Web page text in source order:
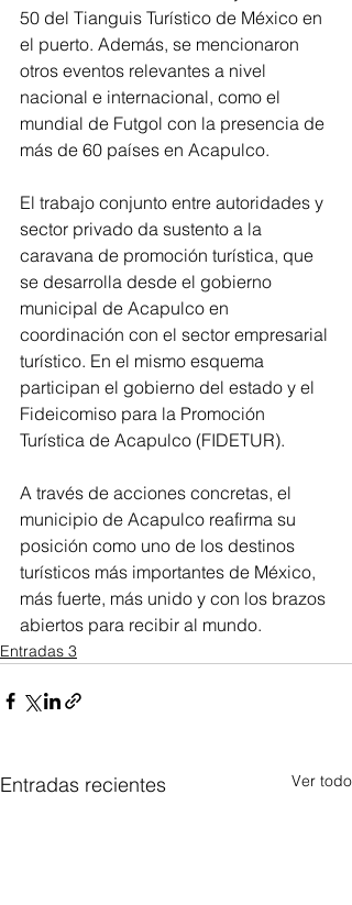
50 del Tianguis Turístico de México en
el puerto. Además, se mencionaron
otros eventos relevantes a nivel
nacional e internacional, como el
mundial de Futgol con la presencia de
más de 60 países en Acapulco.
El trabajo conjunto entre autoridades y
sector privado da sustento a la
caravana de promoción turística, que
se desarrolla desde el gobierno
municipal de Acapulco en
coordinación con el sector empresarial
turístico. En el mismo esquema
participan el gobierno del estado y el
Fideicomiso para la Promoción
Turística de Acapulco (FIDETUR).
A través de acciones concretas, el
municipio de Acapulco reafirma su
posición como uno de los destinos
turísticos más importantes de México,
más fuerte, más unido y con los brazos
abiertos para recibir al mundo.
Entradas 3
Entradas recientes Ver todo